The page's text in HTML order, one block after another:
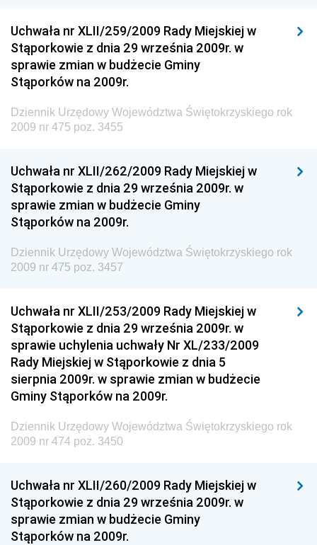
Dziennik Urzędowy Ministerstwa Kultury, Dziedzictwa
Narodowego i Sportu
Dziennik Urzędowy Ministra Finansów, Funduszy i
Dziennik Urzędowy Ministra Rozwoju, Pracy i
Dziennik Urzędowy Ministra Kultury, Dziedzictwa
Narodowego i Sportu
Dziennik Urzędowy Ministra Rodziny i Polityki
Społecznej
Dziennik Urzędowy Komendy Głównej Straży
Granicznej
Drogowego
Dziennik Urzędowy Narodowego Banku Polskiego
Dziennik Urzędowy Komendy Głównej Policji
Dziennik Urzędowy Ministra Pracy i Polityki
Społecznej
Dziennik Urzędowy Ministra Transportu, Budownictwa
i Gospodarki Morskiej
Dziennik Urzędowy Ministra Spraw Zagranicznych
Dziennik Urzędowy Centralnego Biura
Antykorupcyjnego
Uchwała nr XLII/259/2009 Rady Miejskiej w
Stąporkowie z dnia 29 września 2009r. w
sprawie zmian w budżecie Gminy
Stąporków na 2009r.
Dziennik Urzędowy Województwa Świętokrzyskiego rok
2009 nr 475 poz. 3455
Uchwała nr XLII/262/2009 Rady Miejskiej w
Stąporkowie z dnia 29 września 2009r. w
sprawie zmian w budżecie Gminy
Stąporków na 2009r.
Dziennik Urzędowy Województwa Świętokrzyskiego rok
2009 nr 475 poz. 3457
Uchwała nr XLII/253/2009 Rady Miejskiej w
Stąporkowie z dnia 29 września 2009r. w
sprawie uchylenia uchwały Nr XL/233/2009
Rady Miejskiej w Stąporkowie z dnia 5
sierpnia 2009r. w sprawie zmian w budżecie
Gminy Stąporków na 2009r.
Dziennik Urzędowy Województwa Świętokrzyskiego rok
2009 nr 474 poz. 3450
Uchwała nr XLII/260/2009 Rady Miejskiej w
Stąporkowie z dnia 29 września 2009r. w
sprawie zmian w budżecie Gminy
Stąporków na 2009r.